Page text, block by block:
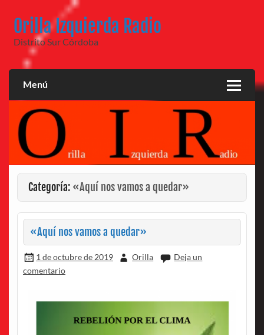
contenido
Orilla Izquierda Radio
Distrito Sur Córdoba
Menú
Categoría: «Aquí nos vamos a quedar»
«Aquí nos vamos a quedar»
1 de octubre de 2019 Orilla
Deja un
comentario